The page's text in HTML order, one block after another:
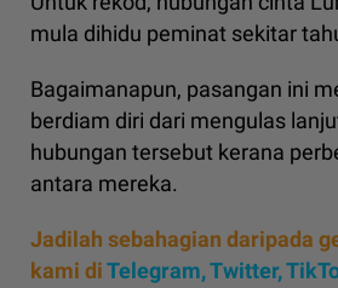
mula dihidu peminat sekitar
Bagaimanapun, pasangan ini
berdiam diri dari mengulas
hubungan tersebut kerana
antara mereka.
Jadilah sebahagian daripada
kami diTelegram,Twitter,